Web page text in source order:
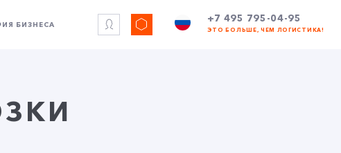
БИЗНЕСА
+7 495 795-04-95
ЭТО БОЛЬШЕ, ЧЕМ ЛОГИСТИКА!